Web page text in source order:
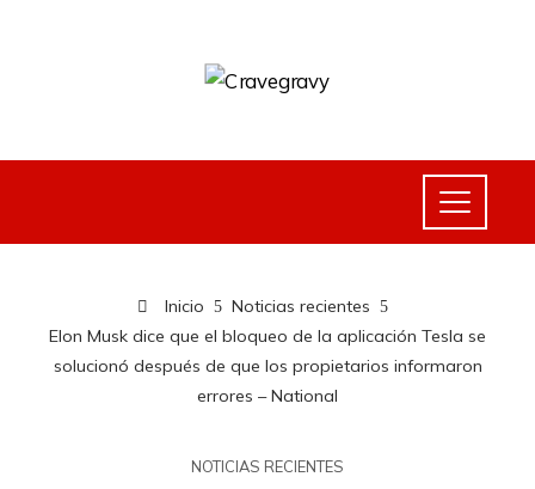
Inicio
Noticias recientes
Elon Musk dice que el bloqueo de la aplicación Tesla se
solucionó después de que los propietarios informaron
errores – National
NOTICIAS RECIENTES